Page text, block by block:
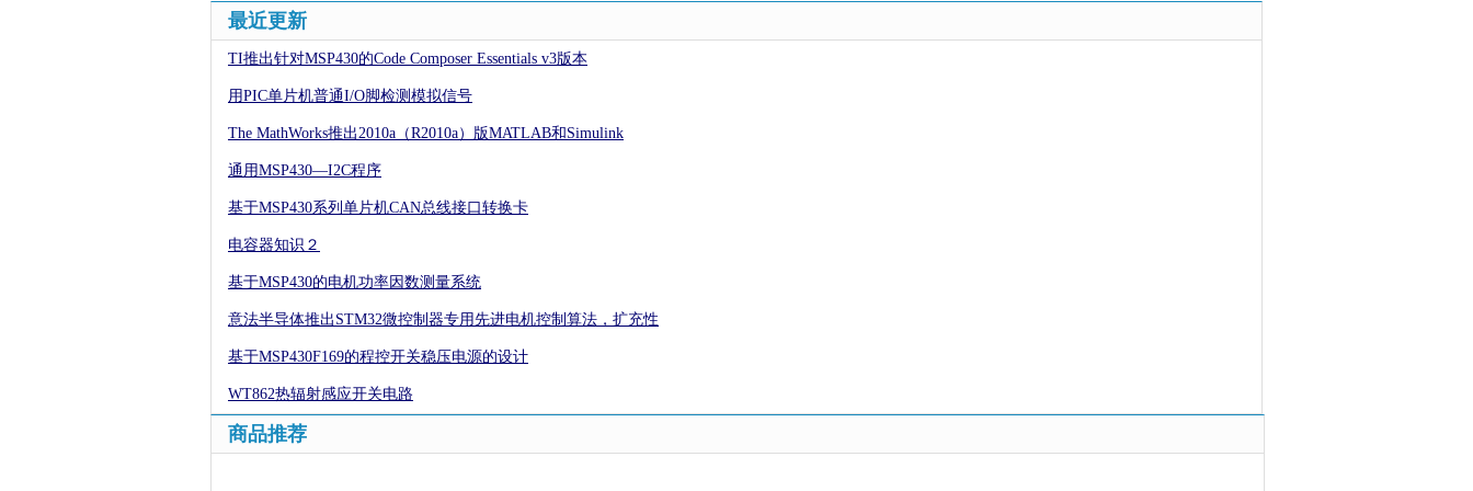
最近更新
TI推出针对MSP430的Code Composer Essentials v3版本
用PIC单片机普通I/O脚检测模拟信号
The MathWorks推出2010a（R2010a）版MATLAB和Simulink
通用MSP430—I2C程序
基于MSP430系列单片机CAN总线接口转换卡
电容器知识２
基于MSP430的电机功率因数测量系统
意法半导体推出STM32微控制器专用先进电机控制算法，扩充性
基于MSP430F169的程控开关稳压电源的设计
WT862热辐射感应开关电路
商品推荐